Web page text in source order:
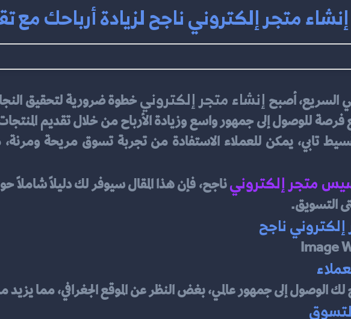
متجر إلكتروني ناجح لزيادة أرباحك مع
السريع، أصبح إنشاء متجر إلكتروني
متجر إلكتروني
التسويق.
ناجح
لك الوصول إلى جمهور عالمي، بغض النظر عن الموقع الجغرافي، مما